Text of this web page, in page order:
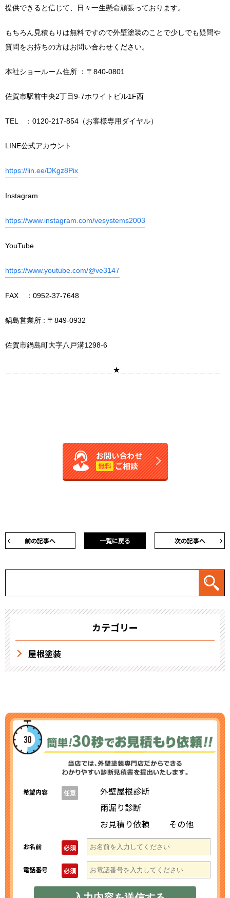
提供できると信じて、日々一生懸命頑張っております。
もちろん見積もりは無料ですので外壁塗装のことで少しでも疑問や
質問をお持ちの方はお問い合わせください。
本社ショールーム住所 ：〒840-0801
佐賀市駅前中央2丁目9-7ホワイトビル1F西
TEL ：0120-217-854（お客様専用ダイヤル）
LINE公式アカウント
https://lin.ee/DKgz8Pix
Instagram
https://www.instagram.com/vesystems2003
YouTube
https://www.youtube.com/@ve3147
FAX ：0952-37-7648
鍋島営業所 : 〒849-0932
佐賀市鍋島町大字八戸溝1298-6
＿＿＿＿＿＿＿＿＿＿＿＿＿＿＿★＿＿＿＿＿＿＿＿＿＿＿＿＿＿
お問い合わせ
無料 ご相談
前の記事へ 次の記事へ
一覧に戻る
カテゴリー
屋根塗装
希望内容 任意
外壁屋根診断
雨漏り診断
お見積り依頼
その他
お名前 必須
電話番号 必須